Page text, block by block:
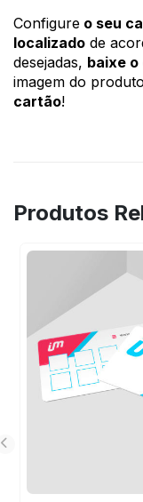
Configure o seu
localizado de
desejadas, baixe
imagem do
cartão!
Produtos